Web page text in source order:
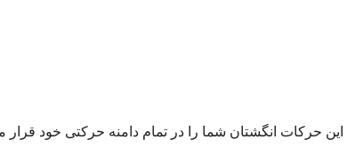
این حرکات انگشتان شما را در تمام دامنه حرکتی خود قرار